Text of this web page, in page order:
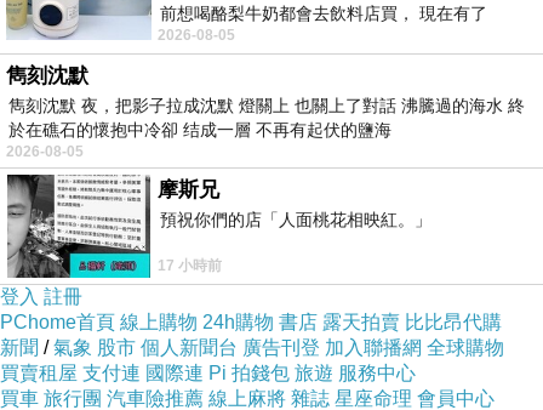
並說："我堅信這樣的書具有經典性'。
作家王小柔讀後，連問了四個為什麼："為什麼一
部日記成為青春文學的希望？為什麼在她離開的
兩年後我們開始對一個孩子唸唸不忘？為什麼我
們會被她的散文感動？為什麼我們從一部遺作中
看到了生命的光亮？'並稱《花田半畝》'在這個冬
天成為我們互相取暖的依偎'。
愛、感恩、堅韌、真誠，是《花田半畝》一書的
主旨。書中文字至純至美，空靈且極富哲思，具
前想喝酪梨牛奶都會去飲料店買， 現在有了
imami 健康煮藝｜旗艦破壁智慧養生豆漿機，
2026-08-05
雋刻沈默
雋刻沈默 夜，把影子拉成沈默 燈關上 也關上了對話 沸騰過的海水 終
於在礁石的懷抱中冷卻 结成一層 不再有起伏的鹽海
2026-08-05
摩斯兄
預祝你們的店「人面桃花相映紅。」
17 小時前
登入 註冊
PChome首頁 線上購物 24h購物 書店 露天拍賣 比比昂代購
新聞 /氣象 股市 個人新聞台 廣告刊登 加入聯播網 全球購物
買賣租屋 支付連 國際連 Pi 拍錢包 旅遊 服務中心
買車 旅行團 汽車險推薦 線上麻將 雜誌 星座命理 會員中心